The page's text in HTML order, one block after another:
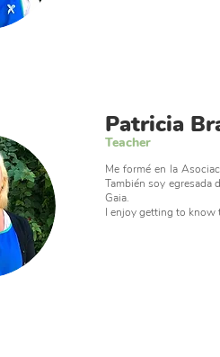
Teacher
Patricia
Me formé en la
También soy egresada
Gaia.
I enjoy getting to know